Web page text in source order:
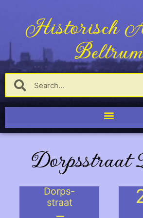
Historisch
Dorpsstraat
Dorps-
straat